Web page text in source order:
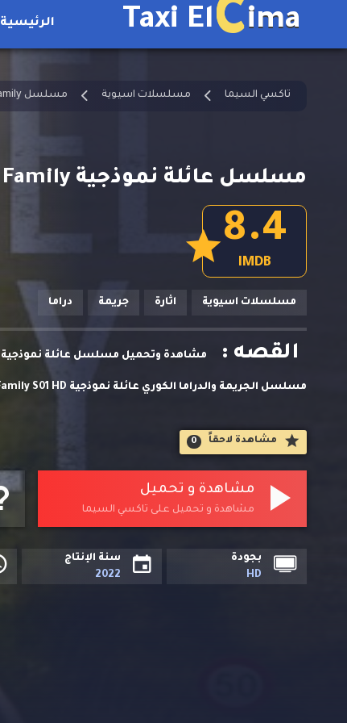
Taxi ElCima الرئيسية
تاكسي السيما مسلسلات اسيوية مسلسل A Model Family مترجم
مسلسل عائلة نموذجية A Model Family الحلقة 2 مترجمة
IMDB
8.4
مسلسلات اسيوية اثارة جريمة دراما
القصه :
مشاهدة لاحقاََ 0
مشاهدة و تحميل
مشاهدة و تحميل على تاكسي السيما
بجودة
HD
سنة الإنتاج
2022